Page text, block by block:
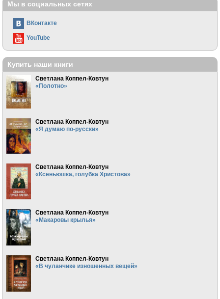
Мы в социальных сетях
ВКонтакте
YouTube
Купить наши книги
Светлана Коппел-Ковтун
«Полотно»
Светлана Коппел-Ковтун
«Я думаю по-русски»
Светлана Коппел-Ковтун
«Ксеньюшка, голубка Христова»
Светлана Коппел-Ковтун
«Макаровы крылья»
Светлана Коппел-Ковтун
«В чуланчике изношенных вещей»